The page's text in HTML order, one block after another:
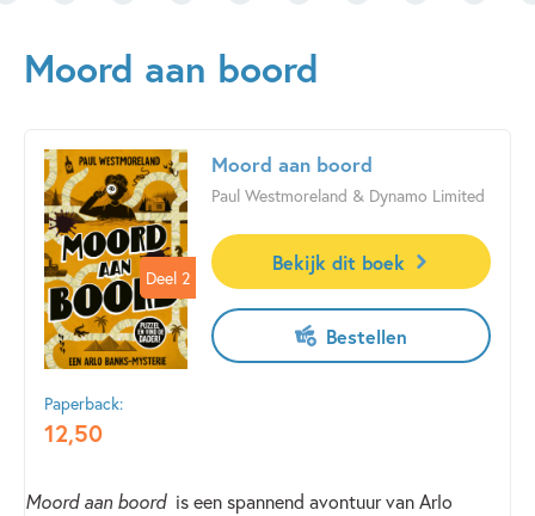
Moord aan boord
Deel 2
Deel 2
Paperback:
12,50
Moord aan boord
Paul Westmoreland & Dynamo Limited
Bekijk dit boek
Bestellen
Moord aan boord is een spannend avontuur van Arlo